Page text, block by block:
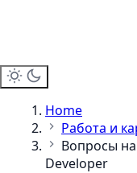
Home
Работа и
Вопросы
Developer